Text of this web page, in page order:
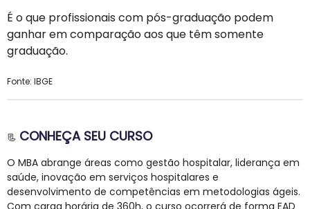
É o que profissionais com pós-graduação podem
ganhar em comparação aos que têm somente
graduação.
Fonte: IBGE
📃 CONHEÇA SEU CURSO
O MBA abrange áreas como gestão hospitalar, liderança em
saúde, inovação em serviços hospitalares e
desenvolvimento de competências em metodologias ágeis.
Com carga horária de 360h, o curso ocorrerá de forma EAD